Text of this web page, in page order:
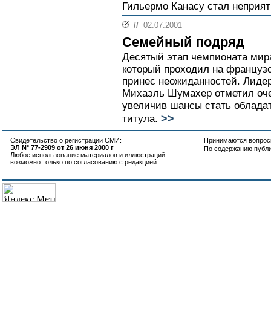
Гильермо Канасу стал
// 02.07.2001
Семейный подряд
Десятый этап чемпионата
который проходил на
принес неожиданностей.
Михаэль Шумахер отметил
увеличив шансы стать
титула. >>
Свидетельство о регистрации СМИ:
ЭЛ N° 77-2909 от 26 июня 2000 г
Любое использование материалов и иллюстраций
возможно только по согласованию с редакцией
Принимаются
По содержанию